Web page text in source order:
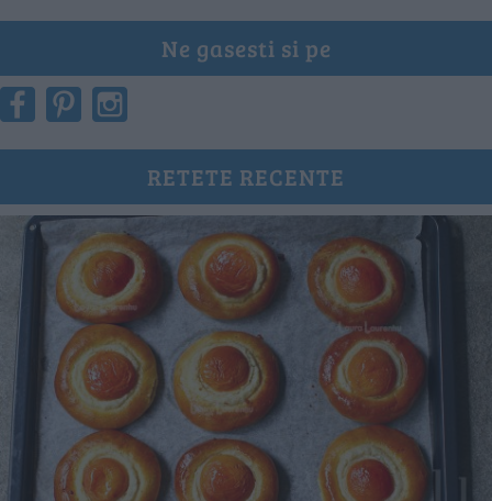
Ne gasesti si pe
RETETE RECENTE